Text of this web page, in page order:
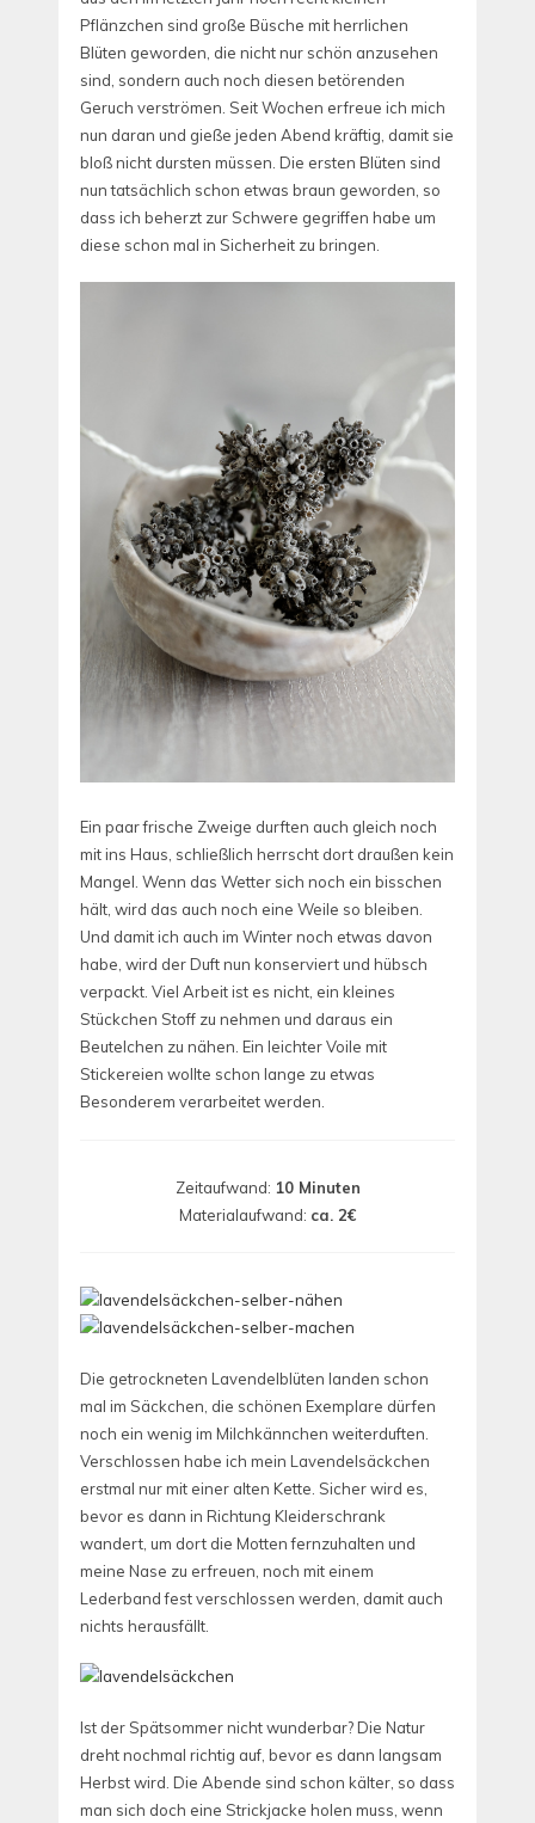
Pflänzchen sind große Büsche mit herrlichen
Blüten geworden, die nicht nur schön anzusehen
sind, sondern auch noch diesen betörenden
Geruch verströmen. Seit Wochen erfreue ich mich
nun daran und gieße jeden Abend kräftig, damit sie
bloß nicht dursten müssen. Die ersten Blüten sind
nun tatsächlich schon etwas braun geworden, so
dass ich beherzt zur Schwere gegriffen habe um
diese schon mal in Sicherheit zu bringen.
Ein paar frische Zweige durften auch gleich noch
mit ins Haus, schließlich herrscht dort draußen kein
Mangel. Wenn das Wetter sich noch ein bisschen
hält, wird das auch noch eine Weile so bleiben.
Und damit ich auch im Winter noch etwas davon
habe, wird der Duft nun konserviert und hübsch
verpackt. Viel Arbeit ist es nicht, ein kleines
Stückchen Stoff zu nehmen und daraus ein
Beutelchen zu nähen. Ein leichter Voile mit
Stickereien wollte schon lange zu etwas
Besonderem verarbeitet werden.
Zeitaufwand: 10 Minuten
Materialaufwand: ca. 2€
Die getrockneten Lavendelblüten landen schon
mal im Säckchen, die schönen Exemplare dürfen
noch ein wenig im Milchkännchen weiterduften.
Verschlossen habe ich mein Lavendelsäckchen
erstmal nur mit einer alten Kette. Sicher wird es,
bevor es dann in Richtung Kleiderschrank
wandert, um dort die Motten fernzuhalten und
meine Nase zu erfreuen, noch mit einem
Lederband fest verschlossen werden, damit auch
nichts herausfällt.
Ist der Spätsommer nicht wunderbar? Die Natur
dreht nochmal richtig auf, bevor es dann langsam
Herbst wird. Die Abende sind schon kälter, so dass
man sich doch eine Strickjacke holen muss, wenn